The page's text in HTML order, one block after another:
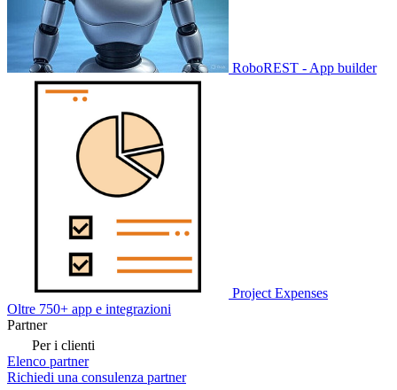
RoboREST - App builder
Project Expenses
Oltre 750+ app e integrazioni
Partner
Per i clienti
Elenco partner
Richiedi una consulenza partner